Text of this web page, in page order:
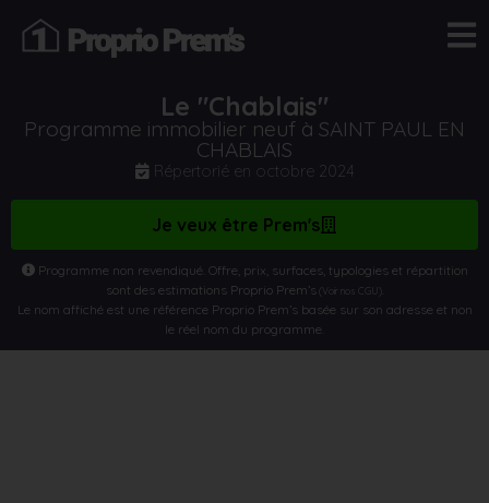
Le "Chablais"
Programme immobilier neuf à SAINT PAUL EN
CHABLAIS
Répertorié en octobre 2024
Je veux être Prem's
Programme non revendiqué. Offre, prix, surfaces, typologies et répartition
sont des estimations Proprio Prem’s(Voir nos CGU)
Le nom affiché est une référence Proprio Prem’s basée sur son adresse et non
le réel nom du programme.